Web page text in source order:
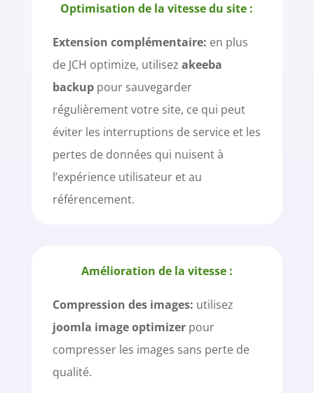
Optimisation de la vitesse du site :
Extension complémentaire: en plus
de JCH optimize, utilisez akeeba
backuppour sauvegarder
régulièrement votre site, ce qui peut
éviter les interruptions de service et les
pertes de données qui nuisent à
l’expérience utilisateur et au
référencement.
Amélioration de la vitesse :
Compression des images: utilisez
joomla image optimizerpour
compresser les images sans perte de
qualité.